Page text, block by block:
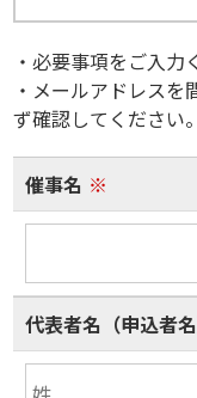
・必要事項をご入
・メールアドレス
ず確認してください。
催事名 ※
代表者名（申込者名